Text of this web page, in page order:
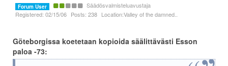
Forum User
Säädösvalmisteluavustaja
Registered: 02/15/06 Posts: 238 Location:Valley of the damned..
Göteborgissa koetetaan kopioida säälittävästi Esson
paloa -73: